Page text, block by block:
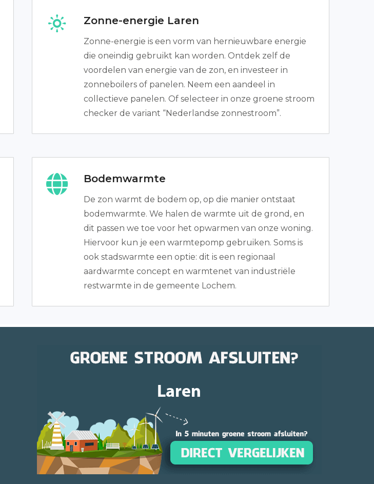
Zonne-energie Laren
Zonne-energie is een vorm van hernieuwbare energie
die oneindig gebruikt kan worden. Ontdek zelf de
voordelen van energie van de zon, en investeer in
zonneboilers of panelen. Neem een aandeel in
collectieve panelen. Of selecteer in onze groene stroom
checker de variant “Nederlandse zonnestroom”.
Bodemwarmte
De zon warmt de bodem op, op die manier ontstaat
bodemwarmte. We halen de warmte uit de grond, en
dit passen we toe voor het opwarmen van onze woning.
Hiervoor kun je een warmtepomp gebruiken. Soms is
ook stadswarmte een optie: dit is een regionaal
aardwarmte concept en warmtenet van industriële
restwarmte in de gemeente Lochem.